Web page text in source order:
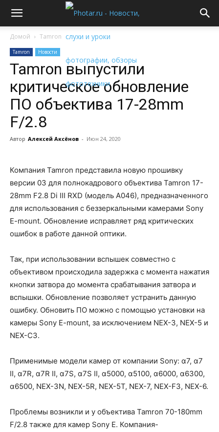
Домой Tamron
Tamron Новости
Tamron выпустили
критическое обновление
ПО объектива 17-28mm
F/2.8
Автор Алексей Аксёнов - Июн 24, 2020
Компания Tamron представила новую прошивку
версии 03 для полнокадрового объектива Tamron 17-
28mm F2.8 Di III RXD (модель A046), предназначенного
для использования с беззеркальными камерами Sony
E-mount. Обновление исправляет ряд критических
ошибок в работе данной оптики.
Так, при использовании вспышек совместно с
объективом происходила задержка с момента нажатия
кнопки затвора до момента срабатывания затвора и
вспышки. Обновление позволяет устранить данную
ошибку. Обновить ПО можно с помощью установки на
камеры Sony E-mount, за исключением NEX-3, NEX-5 и
NEX-C3.
Применимые модели камер от компании Sony: α7, α7
II, α7R, α7R II, α7S, α7S II, α5000, α5100, α6000, α6300,
α6500, NEX-3N, NEX-5R, NEX-5T, NEX-7, NEX-F3, NEX-6.
Проблемы возникли и у объектива Tamron 70-180mm
F/2.8 также для камер Sony E. Компания-